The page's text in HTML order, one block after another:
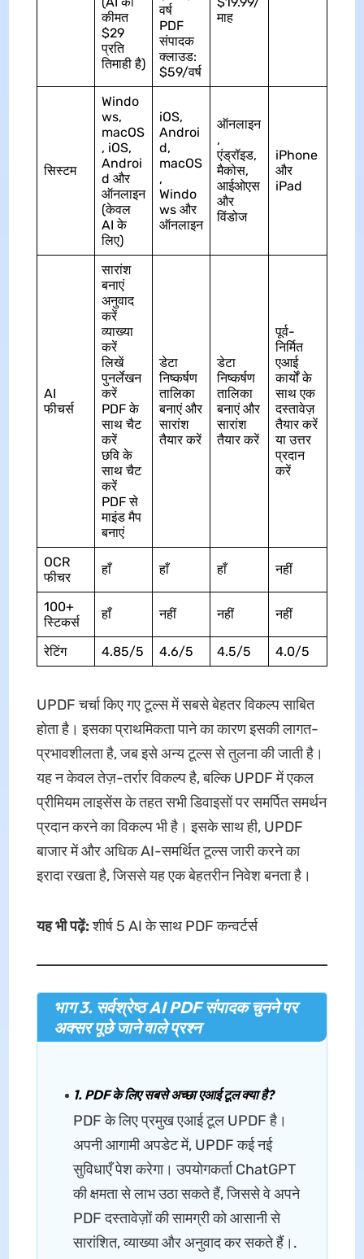
कीमत
$29
प्रति
तिमाही है)
वर्ष
PDF
संपादक
क्लाउड:
$59/वर्ष
माह
सिस्टम
Windo
ws,
macOS
, iOS,
Androi
d और
ऑनलाइन
(केवल
AI के
लिए)
iOS,
Androi
d,
macOS
,
Windo
ws और
ऑनलाइन
ऑनलाइन
,
एंड्रॉइड,
मैकोस,
आईओएस
और
विंडोज
iPhone
और
iPad
AI
फीचर्स
सारांश
बनाएं
अनुवाद
करें
व्याख्या
करें
लिखें
पुनर्लेखन
करें
PDF के
साथ चैट
करें
छवि के
साथ चैट
करें
PDF से
माइंड मैप
बनाएं
डेटा
निष्कर्षण
तालिका
बनाएं और
सारांश
तैयार करें
डेटा
निष्कर्षण
तालिका
बनाएं और
सारांश
तैयार करें
पूर्व-
निर्मित
एआई
कार्यों के
साथ एक
दस्तावेज़
तैयार करें
या उत्तर
प्रदान
करें
OCR
फीचर
हाँ हाँ हाँ नहीं
100+
स्टिकर्स
हाँ नहीं नहीं नहीं
रेटिंग 4.85/5 4.6/5 4.5/5 4.0/5
UPDF चर्चा किए गए टूल्स में सबसे बेहतर विकल्प साबित
होता है। इसका प्राथमिकता पाने का कारण इसकी लागत-
प्रभावशीलता है, जब इसे अन्य टूल्स से तुलना की जाती है।
यह न केवल तेज़-तर्रार विकल्प है, बल्कि UPDF में एकल
प्रीमियम लाइसेंस के तहत सभी डिवाइसों पर समर्पित समर्थन
प्रदान करने का विकल्प भी है। इसके साथ ही, UPDF
बाजार में और अधिक AI-समर्थित टूल्स जारी करने का
इरादा रखता है, जिससे यह एक बेहतरीन निवेश बनता है।
यह भी पढ़ें:शीर्ष 5 AI के साथ PDF कन्वर्टर्स
भाग 3. सर्वश्रेष्ठ AI PDF संपादक चुनने पर
अक्सर पूछे जाने वाले प्रश्न
1. PDF के लिए सबसे अच्छा एआई टूल क्या है?
PDF के लिए प्रमुख एआई टूल UPDF है।
अपनी आगामी अपडेट में, UPDF कई नई
सुविधाएँ पेश करेगा। उपयोगकर्ता ChatGPT
की क्षमता से लाभ उठा सकते हैं, जिससे वे अपने
PDF दस्तावेज़ों की सामग्री को आसानी से
सारांशित, व्याख्या और अनुवाद कर सकते हैं।.